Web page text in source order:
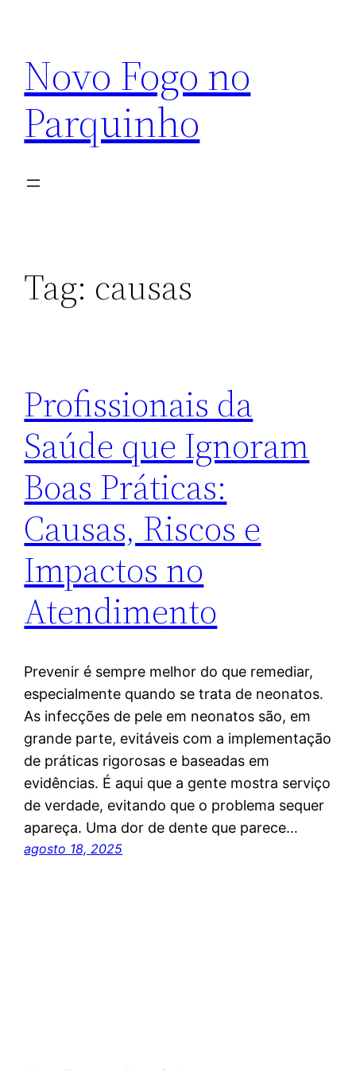
conteúdo
Novo Fogo no
Parquinho
Tag: causas
Profissionais da
Saúde que Ignoram
Boas Práticas:
Causas, Riscos e
Impactos no
Atendimento
Prevenir é sempre melhor do que remediar,
especialmente quando se trata de neonatos.
As infecções de pele em neonatos são, em
grande parte, evitáveis com a implementação
de práticas rigorosas e baseadas em
evidências. É aqui que a gente mostra serviço
de verdade, evitando que o problema sequer
apareça. Uma dor de dente que parece…
agosto 18, 2025